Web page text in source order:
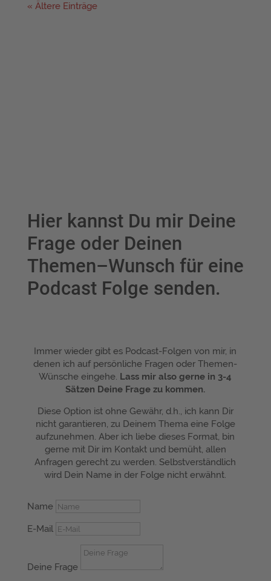
« Ältere Einträge
Hier kannst Du mir Deine
Frage oder Deinen
Themen–Wunsch für eine
Podcast Folge senden.
Immer wieder gibt es Podcast-Folgen von mir, in
denen ich auf persönliche Fragen oder Themen-
Wünsche eingehe. Lass mir also gerne in 3-4
Sätzen Deine Frage zu kommen.
Diese Option ist ohne Gewähr, d.h., ich kann Dir
nicht garantieren, zu Deinem Thema eine Folge
aufzunehmen. Aber ich liebe dieses Format, bin
gerne mit Dir im Kontakt und bemüht, allen
Anfragen gerecht zu werden. Selbstverständlich
wird Dein Name in der Folge nicht erwähnt.
Name
E-Mail
Deine Frage